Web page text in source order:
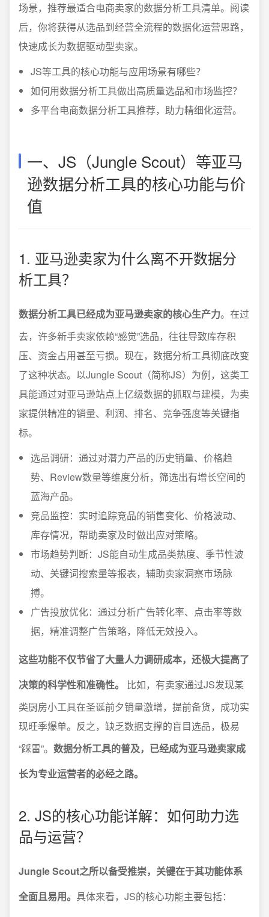
场景，推荐最适合电商卖家的数据分析工具清单。阅读
后，你将获得从选品到经营全流程的数据化运营思路，
快速成长为数据驱动型卖家。
JS等工具的核心功能与应用场景有哪些？
如何用数据分析工具做出高质量选品和市场监控？
多平台电商数据分析工具推荐，助力精细化运营。
一、JS（Jungle Scout）等亚马
逊数据分析工具的核心功能与价
值
1. 亚马逊卖家为什么离不开数据分
析工具？
数据分析工具已经成为亚马逊卖家的核心生产力。在过
去，许多新手卖家依赖“感觉”选品，往往导致库存积
压、资金占用甚至亏损。现在，数据分析工具彻底改变
了这种状态。以Jungle Scout（简称JS）为例，这类工
具能通过对亚马逊站点上亿级数据的抓取与建模，为卖
家提供精准的销量、利润、排名、竞争强度等关键指
标。
选品调研：通过对潜力产品的历史销量、价格趋
势、Review数量等维度分析，筛选出有增长空间的
蓝海产品。
竞品监控：实时追踪竞品的销售变化、价格波动、
库存情况，帮助卖家及时做出应对策略。
市场趋势判断：JS能自动生成品类热度、季节性波
动、关键词搜索量等报表，辅助卖家洞察市场脉
搏。
广告投放优化：通过分析广告转化率、点击率等数
据，精准调整广告策略，降低无效投入。
这些功能不仅节省了大量人力调研成本，还极大提高了
决策的科学性和准确性。
比如，有卖家通过JS发现某
类厨房小工具在圣诞前夕销量激增，提前备货，成功实
现旺季爆单。反之，缺乏数据支撑的盲目选品，极易
“踩雷”。 数据分析工具的普及，已经成为亚马逊卖家成
长为专业运营者的必经之路。
2. JS的核心功能详解：如何助力选
品与运营？
Jungle Scout之所以备受推崇，关键在于其功能体系
全面且易用。 具体来看，JS的核心功能主要包括：